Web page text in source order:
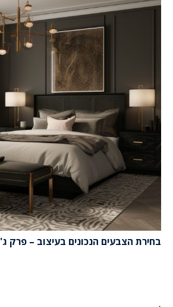
בחירת הצבעים הנכונים בעיצוב – פרק ג'